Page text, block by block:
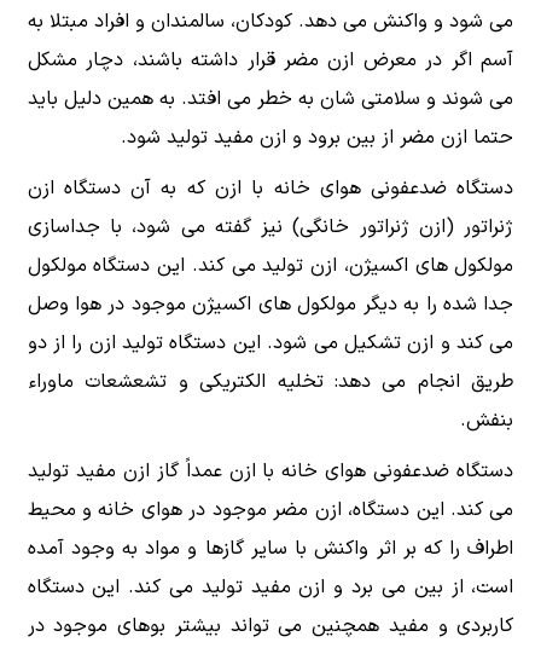
می شود و واکنش می دهد. کودکان، سالمندان و افراد مبتلا به
آسم اگر در معرض ازن مضر قرار داشته باشند، دچار مشکل
می شوند و سلامتی شان به خطر می افتد. به همین دلیل باید
حتما ازن مضر از بین برود و ازن مفید تولید شود.
دستگاه ضدعفونی هوای خانه با ازن که به آن دستگاه ازن
ژنراتور (ازن ژنراتور خانگی) نیز گفته می شود، با جداسازی
مولکول های اکسیژن، ازن تولید می کند. این دستگاه مولکول
جدا شده را به دیگر مولکول های اکسیژن موجود در هوا وصل
می کند و ازن تشکیل می شود. این دستگاه تولید ازن را از دو
طریق انجام می دهد: تخلیه الکتریکی و تشعشعات ماوراء
بنفش.
دستگاه ضدعفونی هوای خانه با ازن عمداً گاز ازن مفید تولید
می کند. این دستگاه، ازن مضر موجود در هوای خانه و محیط
اطراف را که بر اثر واکنش با سایر گازها و مواد به وجود آمده
است، از بین می برد و ازن مفید تولید می کند. این دستگاه
کاربردی و مفید همچنین می تواند بیشتر بوهای موجود در